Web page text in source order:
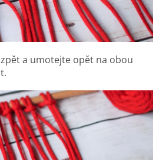
a umotejte opět na obou